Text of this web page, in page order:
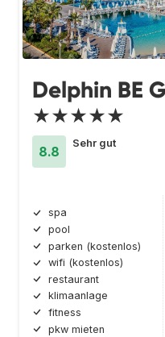
Delphin BE
★★★★★
8.8
Sehr gut
spa
pool
parken (kostenlos)
wifi (kostenlos)
restaurant
klimaanlage
fitness
pkw mieten